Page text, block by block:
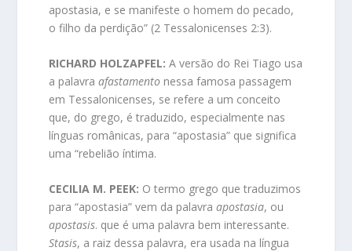
apostasia, e se manifeste o homem do pecado,
o filho da perdição” (2 Tessalonicenses 2:3).
RICHARD HOLZAPFEL: A versão do Rei Tiago usa
a palavraafastamento nessa famosa passagem
em Tessalonicenses, se refere a um conceito
que, do grego, é traduzido, especialmente nas
línguas românicas, para “apostasia” que significa
uma “rebelião íntima.
CECILIA M. PEEK: O termo grego que traduzimos
para “apostasia” vem da palavraapostasia, ou
apostasis. que é uma palavra bem interessante.
Stasis, a raiz dessa palavra, era usada na língua